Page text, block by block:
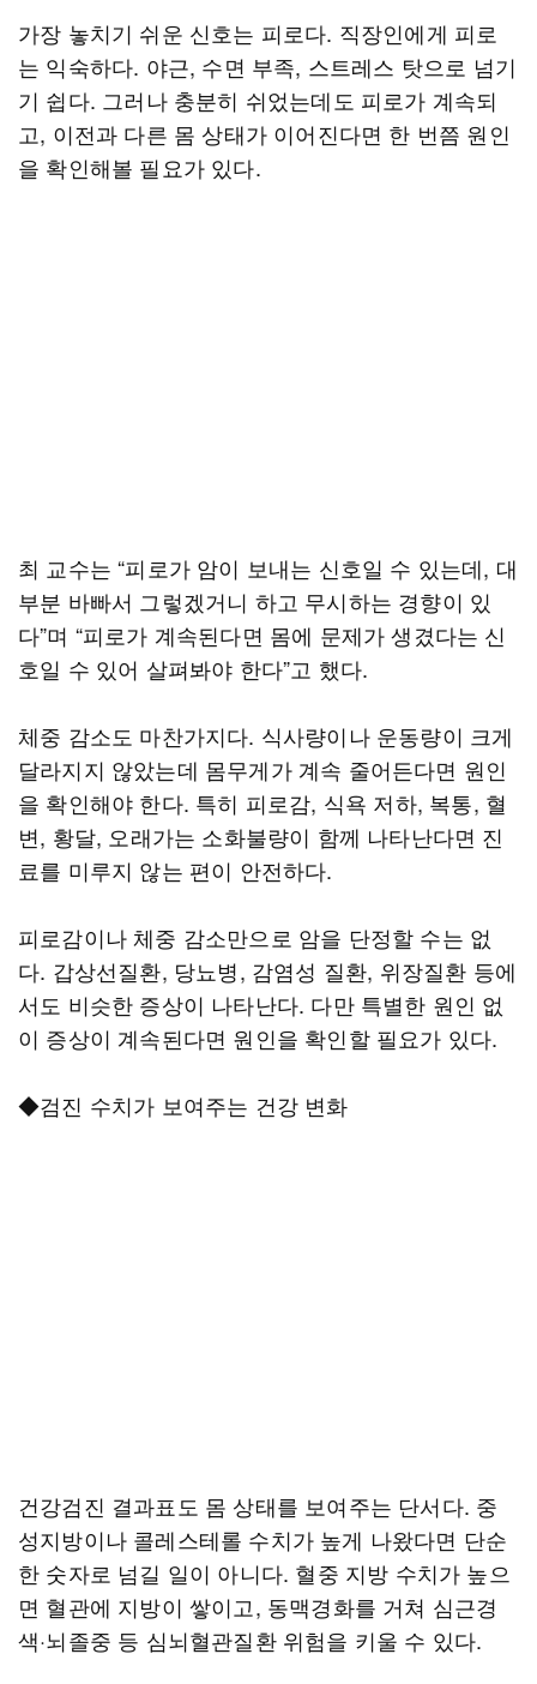
가장 놓치기 쉬운 신호는 피로다. 직장인에게 피로
는 익숙하다. 야근, 수면 부족, 스트레스 탓으로 넘기
기 쉽다. 그러나 충분히 쉬었는데도 피로가 계속되
고, 이전과 다른 몸 상태가 이어진다면 한 번쯤 원인
을 확인해볼 필요가 있다.
최 교수는 “피로가 암이 보내는 신호일 수 있는데, 대
부분 바빠서 그렇겠거니 하고 무시하는 경향이 있
다”며 “피로가 계속된다면 몸에 문제가 생겼다는 신
호일 수 있어 살펴봐야 한다”고 했다.
체중 감소도 마찬가지다. 식사량이나 운동량이 크게
달라지지 않았는데 몸무게가 계속 줄어든다면 원인
을 확인해야 한다. 특히 피로감, 식욕 저하, 복통, 혈
변, 황달, 오래가는 소화불량이 함께 나타난다면 진
료를 미루지 않는 편이 안전하다.
피로감이나 체중 감소만으로 암을 단정할 수는 없
다. 갑상선질환, 당뇨병, 감염성 질환, 위장질환 등에
서도 비슷한 증상이 나타난다. 다만 특별한 원인 없
이 증상이 계속된다면 원인을 확인할 필요가 있다.
◆검진 수치가 보여주는 건강 변화
건강검진 결과표도 몸 상태를 보여주는 단서다. 중
성지방이나 콜레스테롤 수치가 높게 나왔다면 단순
한 숫자로 넘길 일이 아니다. 혈중 지방 수치가 높으
면 혈관에 지방이 쌓이고, 동맥경화를 거쳐 심근경
색·뇌졸중 등 심뇌혈관질환 위험을 키울 수 있다.